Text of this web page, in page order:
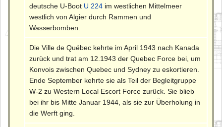
deutsche U-Boot U 224 im westlichen Mittelmeer
westlich von Algier durch Rammen und
Wasserbomben.
Die Ville de Québec kehrte im April 1943 nach Kanada
zurück und trat am 12.1943 der Quebec Force bei, um
Konvois zwischen Quebec und Sydney zu eskortieren.
Ende September kehrte sie als Teil der Begleitgruppe
W-2 zu Western Local Escort Force zurück. Sie blieb
bei ihr bis Mitte Januar 1944, als sie zur Überholung in
die Werft ging.